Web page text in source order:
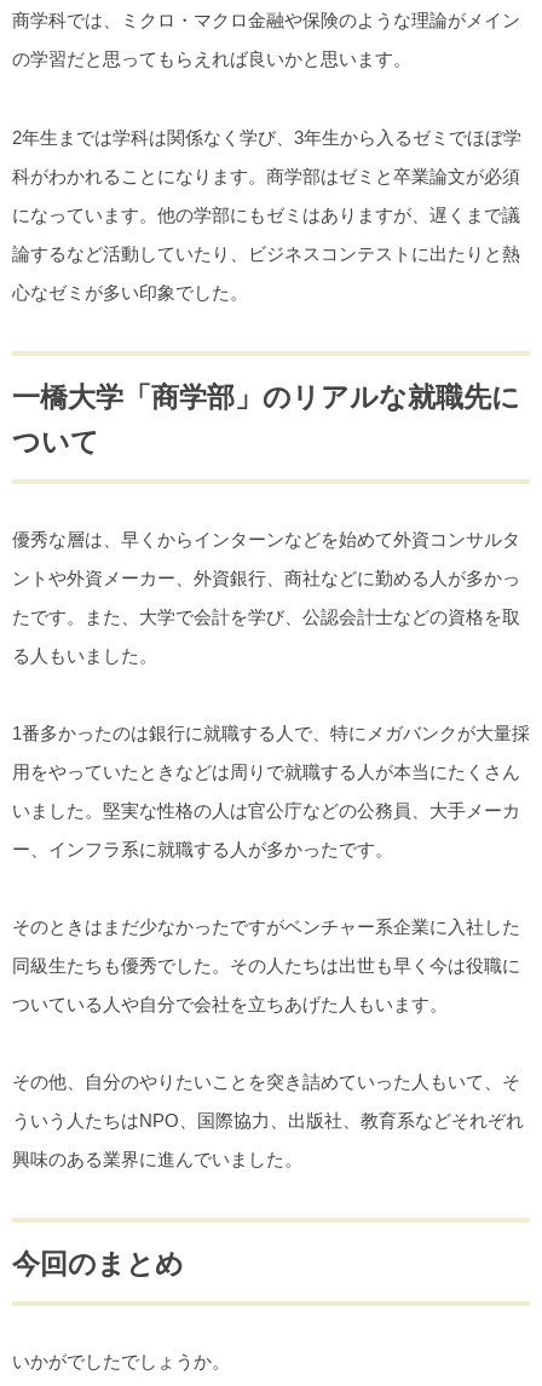
商学科では、ミクロ・マクロ金融や保険のような理論がメイン
の学習だと思ってもらえれば良いかと思います。
2年生までは学科は関係なく学び、3年生から入るゼミでほぼ学
科がわかれることになります。商学部はゼミと卒業論文が必須
になっています。他の学部にもゼミはありますが、遅くまで議
論するなど活動していたり、ビジネスコンテストに出たりと熱
心なゼミが多い印象でした。
一橋大学「商学部」のリアルな就職先に
ついて
優秀な層は、早くからインターンなどを始めて外資コンサルタ
ントや外資メーカー、外資銀行、商社などに勤める人が多かっ
たです。また、大学で会計を学び、公認会計士などの資格を取
る人もいました。
1番多かったのは銀行に就職する人で、特にメガバンクが大量採
用をやっていたときなどは周りで就職する人が本当にたくさん
いました。堅実な性格の人は官公庁などの公務員、大手メーカ
ー、インフラ系に就職する人が多かったです。
そのときはまだ少なかったですがベンチャー系企業に入社した
同級生たちも優秀でした。その人たちは出世も早く今は役職に
ついている人や自分で会社を立ちあげた人もいます。
その他、自分のやりたいことを突き詰めていった人もいて、そ
ういう人たちはNPO、国際協力、出版社、教育系などそれぞれ
興味のある業界に進んでいました。
今回のまとめ
いかがでしたでしょうか。